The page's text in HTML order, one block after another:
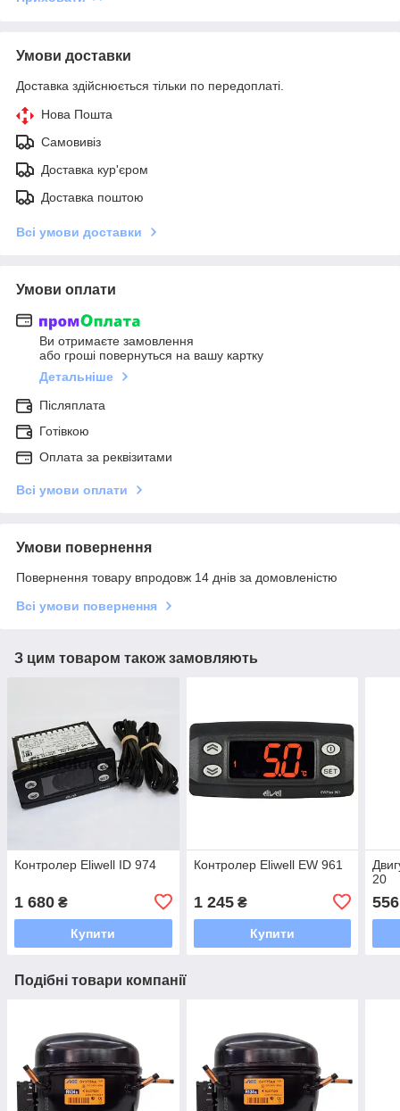
Умови доставки
Доставка здійснюється тільки по передоплаті.
Нова Пошта
Самовивіз
Доставка кур'єром
Доставка поштою
Всі умови доставки
Умови оплати
Ви отримаєте замовлення
або гроші повернуться на вашу картку
Детальніше
Післяплата
Готівкою
Оплата за реквізитами
Всі умови оплати
Умови повернення
Повернення товару впродовж 14 днів за домовленістю
Всі умови повернення
З цим товаром також замовляють
Контролер Eliwell ID 974
1 680 ₴
Купити
Контролер Eliwell EW 961
1 245₴
Купити
20
556
Подібні товари компанії